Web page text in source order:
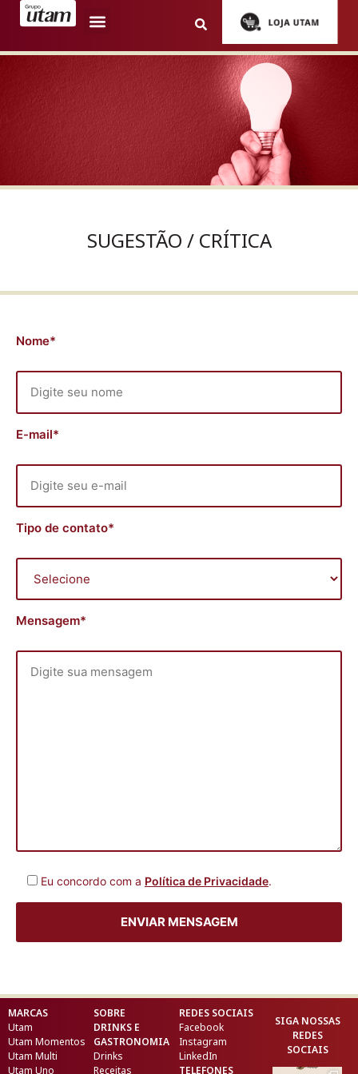
SUGESTÃO / CRÍTICA
Nome*
E-mail*
Tipo de contato*
Mensagem*
Eu concordo com a Política de Privacidade.
MARCAS
Utam
Utam Momentos
Utam Multi
Utam Uno
SOBRE
DRINKS E
GASTRONOMIA
Drinks
Receitas
REDES SOCIAIS
Facebook
Instagram
LinkedIn
TELEFONES
SIGA NOSSAS
REDES
SOCIAIS